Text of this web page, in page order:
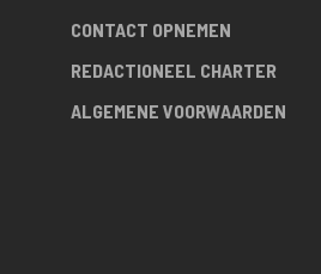
CONTACT OPNEMEN
REDACTIONEEL CHARTER
ALGEMENE VOORWAARDEN